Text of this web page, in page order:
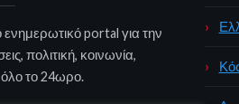
ενημερωτικό portal για την
πολιτική, κοινωνία,
όλο το 24ωρο.